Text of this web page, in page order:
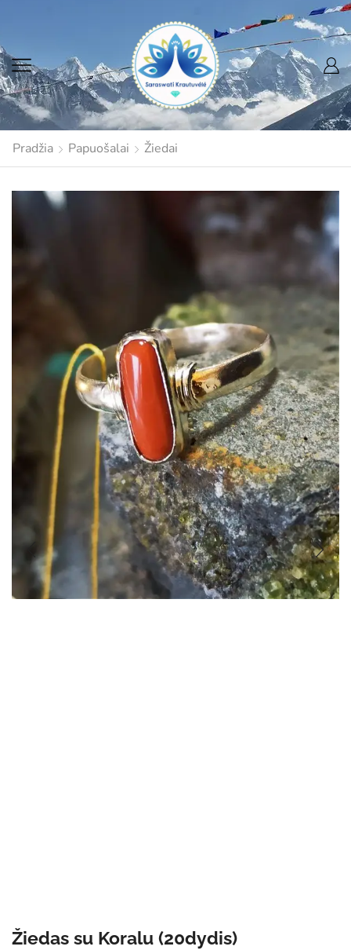
Pradžia Papuošalai Žiedai
Žiedas su Koralu (20dydis)